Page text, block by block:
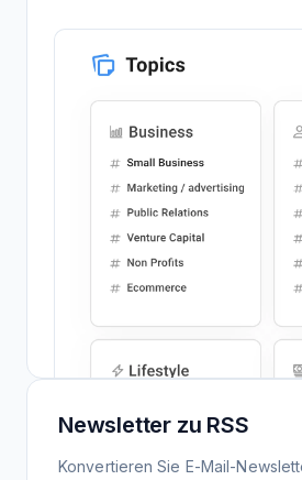
Newsletter zu RSS
Konvertieren Sie E-Mail-